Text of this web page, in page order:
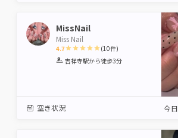
MissNail
Miss Nail
4.7
1 2 3 4 5
(10件)
吉祥寺駅から徒歩3分
空き状況 今日